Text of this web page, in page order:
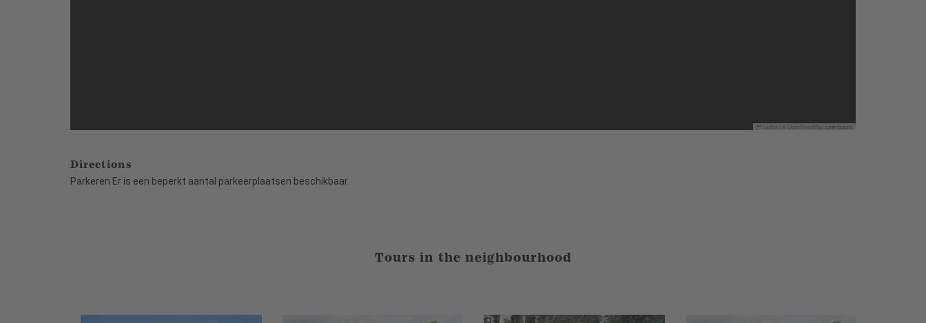
Leaflet OpenStreetMapcontributors
Directions
Parkeren Er is een beperkt aantal parkeerplaatsen beschikbaar.
Tours in the neighbourhood